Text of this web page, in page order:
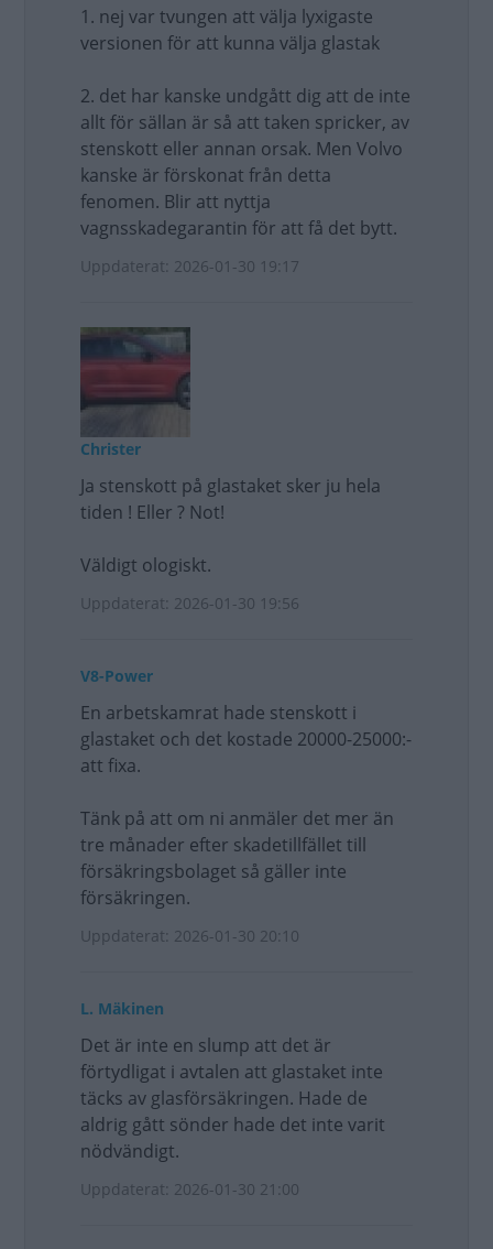
1. nej var tvungen att välja lyxigaste
versionen för att kunna välja glastak
2. det har kanske undgått dig att de inte
allt för sällan är så att taken spricker, av
stenskott eller annan orsak. Men Volvo
kanske är förskonat från detta
fenomen. Blir att nyttja
vagnsskadegarantin för att få det bytt.
Uppdaterat: 2026-01-30 19:17
Christer
Ja stenskott på glastaket sker ju hela
tiden ! Eller ? Not!
Väldigt ologiskt.
Uppdaterat: 2026-01-30 19:56
V8-Power
En arbetskamrat hade stenskott i
glastaket och det kostade 20000-25000:-
att fixa.
Tänk på att om ni anmäler det mer än
tre månader efter skadetillfället till
försäkringsbolaget så gäller inte
försäkringen.
Uppdaterat: 2026-01-30 20:10
L. Mäkinen
Det är inte en slump att det är
förtydligat i avtalen att glastaket inte
täcks av glasförsäkringen. Hade de
aldrig gått sönder hade det inte varit
nödvändigt.
Uppdaterat: 2026-01-30 21:00